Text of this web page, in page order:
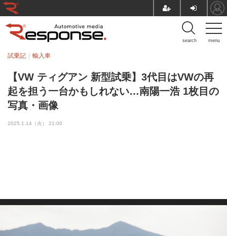
menu
search
【VW ティグアン 新型試乗】3代目はVWの再
起を担う一台かもしれない…南陽一浩 1枚目の
写真・画像
試乗記 輸入車
2025.1.14（火） 21:00